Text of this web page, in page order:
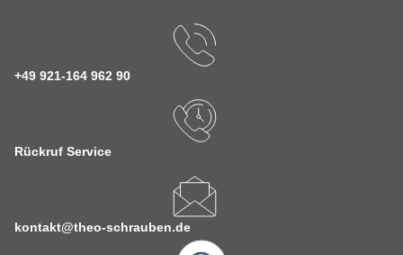
+49 921-164 962 90
Rückruf Service
kontakt@theo-schrauben.de